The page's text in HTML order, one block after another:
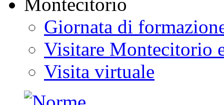
Giornata di
Visitare Montecitorio
Visita virtuale